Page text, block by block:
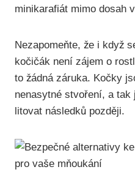
minikarafiát mimo dosah
Nezapomeňte, že i když
kočičák není zájem o
to žádná záruka. Kočky
nenasytné stvoření, a
litovat následků později.